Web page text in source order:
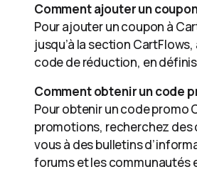
Comment ajouter un
Pour ajouter un coupon à
jusqu’à la section
code de réduction, en
Comment obtenir un code
Pour obtenir un code promo
promotions, recherchez
vous à des bulletins
forums et les communautés